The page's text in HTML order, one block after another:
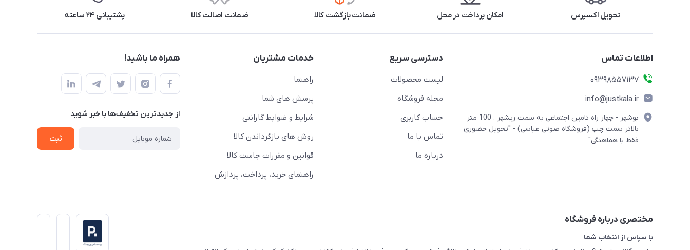
تحویل اکسپرس امکان پرداخت در محل ضمانت بازگشت کالا ضمانت اصالت کالا پشتیبانی ۲۴ ساعته
اطلاعات تماس
09398557137
info@justkala.ir
بوشهر - چهار راه تامین اجتماعی به سمت ریشهر ، 100 متر
بالاتر سمت چپ (فروشگاه صوتی عباسی) - "تحویل حضوری
فقط با هماهنگی"
دسترسی سریع
لیست محصولات
مجله فروشگاه
حساب کاربری
تماس با ما
درباره ما
خدمات مشتریان
راهنما
پرسش های شما
شرایط و ضوابط گارانتی
روش های بازگرداندن کالا
قوانین و مقررات جاست کالا
راهنمای خرید، پرداخت، پردازش
همراه ما باشید!
از جدید‌ترین تخفیف‌ها با‌ خبر شوید
ثبت
مختصری درباره فروشگاه
با سپاس از انتخاب شما